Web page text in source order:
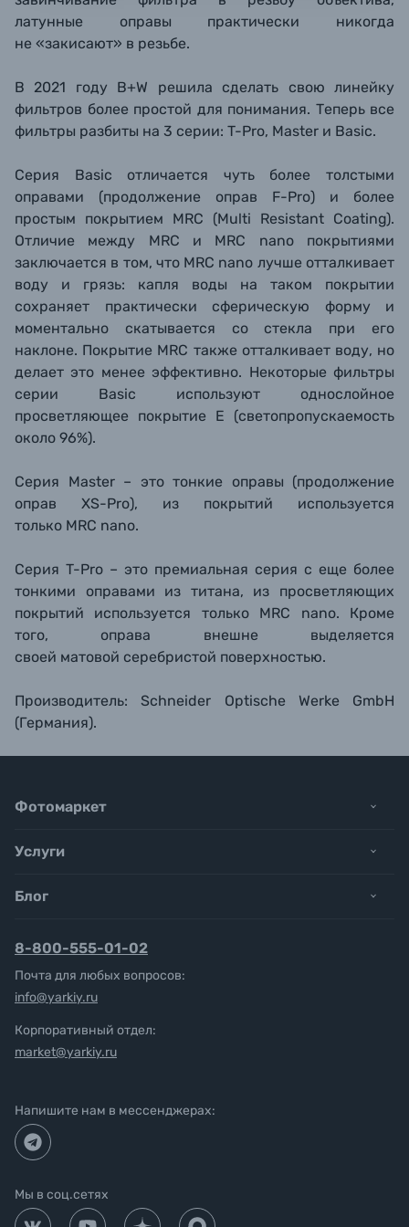
латунные оправы практически никогда
не «закисают» в резьбе.
В 2021 году B+W решила сделать свою линейку
фильтров более простой для понимания. Теперь все
фильтры разбиты на 3 серии: T-Pro, Master и Basic.
Серия Basic отличается чуть более толстыми
оправами (продолжение оправ F-Pro) и более
простым покрытием MRC (Multi Resistant Coating).
Отличие между MRC и MRC nano покрытиями
заключается в том, что MRC nano лучше отталкивает
воду и грязь: капля воды на таком покрытии
сохраняет практически сферическую форму и
моментально скатывается со стекла при его
наклоне. Покрытие MRC также отталкивает воду, но
делает это менее эффективно. Некоторые фильтры
серии Basic используют однослойное
просветляющее покрытие Е (светопропускаемость
около 96%).
Серия Master – это тонкие оправы (продолжение
оправ XS-Pro), из покрытий используется
только MRC nano.
Серия T-Pro – это премиальная серия с еще более
тонкими оправами из титана, из просветляющих
покрытий используется только MRC nano. Кроме
того, оправа внешне выделяется
своей матовой серебристой поверхностью.
Производитель: Schneider Optische Werke GmbH
(Германия).
Фотомаркет
Услуги
Блог
8-800-555-01-02
Почта для любых вопросов:
info@yarkiy.ru
Корпоративный отдел:
market@yarkiy.ru
Напишите нам в мессенджерах:
Мы в соц.сетях